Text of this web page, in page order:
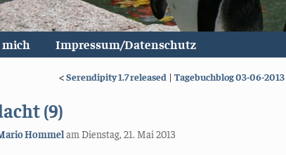
mich Impressum/Datenschutz
<Serendipity 1.7 released | Tagebuchblog 03-06-2013
(9)
Hommelam Dienstag, 21. Mai 2013